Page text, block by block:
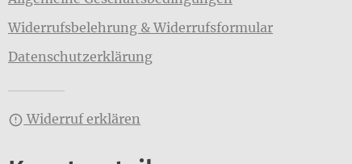
Widerrufsbelehrung & Widerrufsformular
Datenschutzerklärung
Widerruf erklären